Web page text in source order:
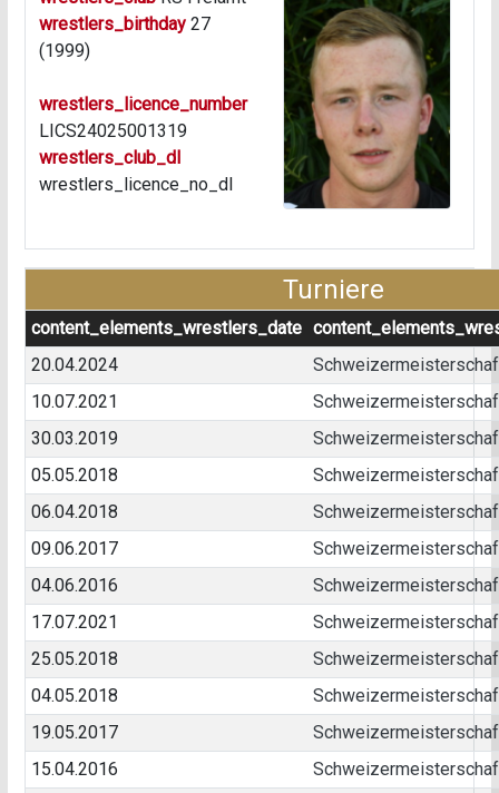
wrestlers_birthday 27
(1999)
wrestlers_licence_number
LICS24025001319
wrestlers_club_dl
wrestlers_licence_no_dl
Turniere
content_elements_wrestlers_date
20.04.2024
10.07.2021
30.03.2019
05.05.2018
06.04.2018
09.06.2017
04.06.2016
17.07.2021
25.05.2018
04.05.2018
19.05.2017
15.04.2016